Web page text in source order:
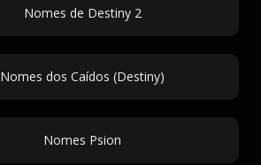
Nomes de Destiny 2
Nomes dos Caídos (Destiny)
Nomes Psion